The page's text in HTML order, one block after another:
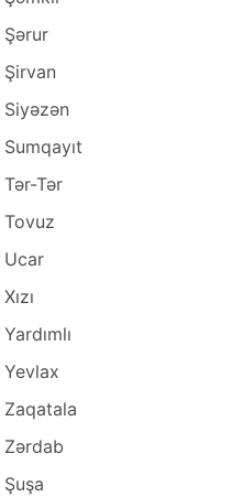
Şərur
Şirvan
Siyəzən
Sumqayıt
Tər-Tər
Tovuz
Ucar
Xızı
Yardımlı
Yevlax
Zaqatala
Zərdab
Şuşa